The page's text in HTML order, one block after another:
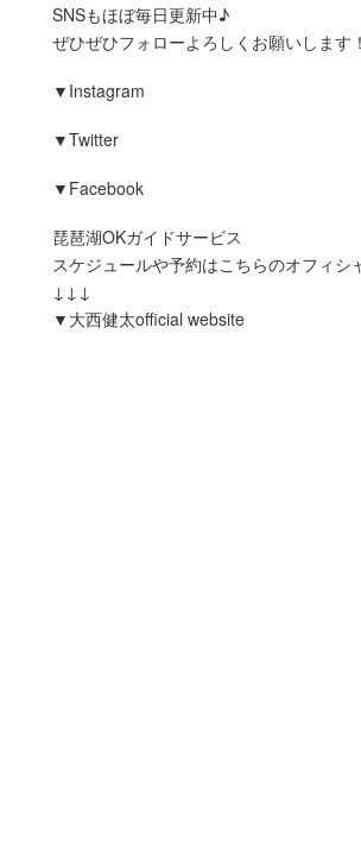
SNSもほぼ毎日更新中♪
ぜひぜひフォローよろしくお願いします！
▼Instagram
▼Twitter
▼Facebook
琵琶湖OKガイドサービス
スケジュールや予約はこちらのオフィシ
↓↓↓
▼大西健太official website